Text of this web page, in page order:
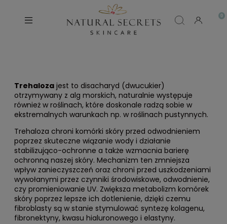
Trehaloza jest to disacharyd (dwucukier)
otrzymywany z alg morskich, naturalnie występuje
również w roślinach, które doskonale radzą sobie w
ekstremalnych warunkach np. w roślinach pustynnych.
Trehaloza chroni komórki skóry przed odwodnieniem
poprzez skuteczne wiązanie wody i działanie
stabilizująco-ochronne a także wzmacnia barierę
ochronną naszej skóry. Mechanizm ten zmniejsza
wpływ zanieczyszczeń oraz chroni przed uszkodzeniami
wywołanymi przez czynniki środowiskowe, odwodnienie,
czy promieniowanie UV. Zwiększa metabolizm komórek
skóry poprzez lepsze ich dotlenienie, dzięki czemu
fibroblasty są w stanie stymulować syntezę kolagenu,
fibronektyny, kwasu hialuronowego i elastyny.